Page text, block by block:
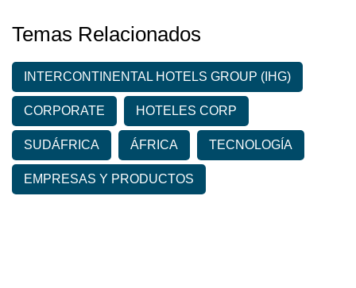
Temas Relacionados
INTERCONTINENTAL HOTELS GROUP (IHG)
CORPORATE HOTELES CORP
SUDÁFRICA ÁFRICA TECNOLOGÍA
EMPRESAS Y PRODUCTOS